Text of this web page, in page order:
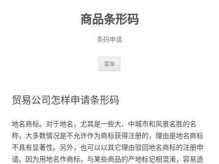
商品条形码
条码申请
菜单
贸易公司怎样申请条形码
地名商标。对于地名，尤其是一些大、中城市和风景名胜的名
称，大多数情况是不允许作为商标获得注册的，理由是地名商标
不具有显著性。另外，也可以以其它理由驳回地名商标的注册申
请。因为用地名作商标，与某些商品的产地标记相混淆，容易造